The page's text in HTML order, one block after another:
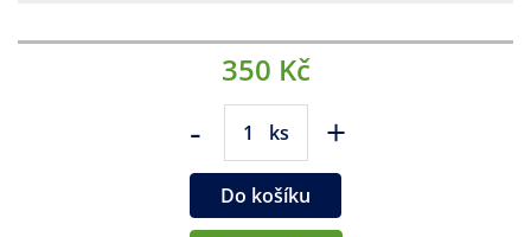
350 Kč
- ks +
Do košíku